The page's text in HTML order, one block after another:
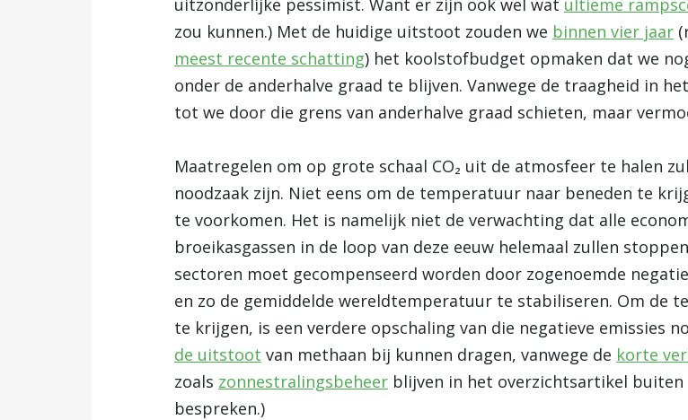
uitzonderlijke pessimist. Want er zijn ook wel wat ultieme
zou kunnen.) Met de huidige uitstoot zouden we binnen vier jaar
meest recente schatting) het koolstofbudget opmaken dat we
onder de anderhalve graad te blijven. Vanwege de traagheid in
tot we door die grens van anderhalve graad schieten, maar
Maatregelen om op grote schaal CO₂ uit de atmosfeer te halen
noodzaak zijn. Niet eens om de temperatuur naar beneden te
te voorkomen. Het is namelijk niet de verwachting dat alle
broeikasgassen in de loop van deze eeuw helemaal zullen
sectoren moet gecompenseerd worden door zogenoemde
en zo de gemiddelde wereldtemperatuur te stabiliseren. Om de
te krijgen, is een verdere opschaling van die negatieve emissies
de uitstoot van methaan bij kunnen dragen, vanwege de korte
zoals zonnestralingsbeheer blijven in het overzichtsartikel
bespreken.)